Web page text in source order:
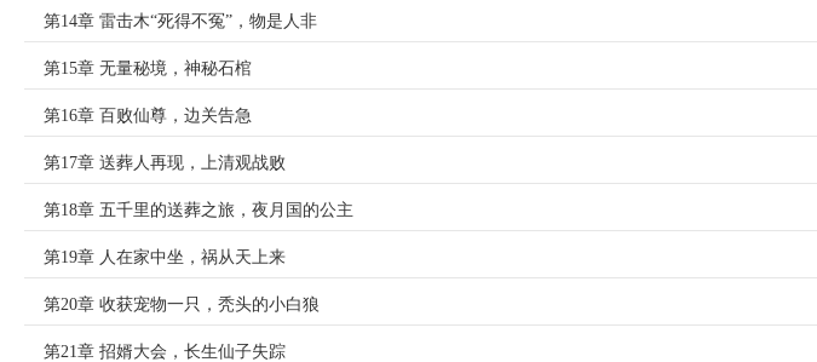
第14章 雷击木“死得不冤”，物是人非
第15章 无量秘境，神秘石棺
第16章 百败仙尊，边关告急
第17章 送葬人再现，上清观战败
第18章 五千里的送葬之旅，夜月国的公主
第19章 人在家中坐，祸从天上来
第20章 收获宠物一只，秃头的小白狼
第21章 招婿大会，长生仙子失踪